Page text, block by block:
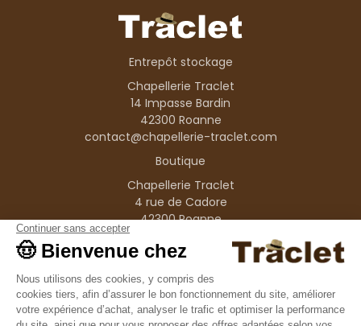
Entrepôt stockage
Chapellerie Traclet
14 Impasse Bardin
42300 Roanne
contact@chapellerie-traclet.com
Boutique
Chapellerie Traclet
4 rue de Cadore
42300 Roanne
Produits